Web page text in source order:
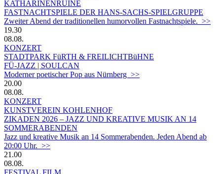
KATHARINENRUINE
FASTNACHTSPIELE DER HANS-SACHS-SPIELGRUPPE
Zweiter Abend der traditionellen humorvollen Fastnachtspiele. >>
19.30
08.08.
KONZERT
STADTPARK FüRTH & FREILICHTBüHNE
FÜ-JAZZ | SOULCAN
Moderner poetischer Pop aus Nürnberg >>
20.00
08.08.
KONZERT
KUNSTVEREIN KOHLENHOF
ZIKADEN 2026 – JAZZ UND KREATIVE MUSIK AN 14
SOMMERABENDEN
Jazz und kreative Musik an 14 Sommerabenden. Jeden Abend ab
20:00 Uhr. >>
21.00
08.08.
FESTIVAL FILM